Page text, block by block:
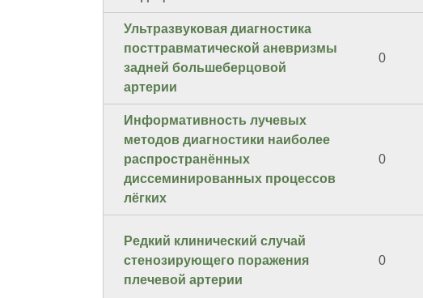
Ультразвуковая диагностика
посттравматической аневризмы
задней большеберцовой
артерии
0
Информативность лучевых
методов диагностики наиболее
распространённых
диссеминированных процессов
лёгких
0
Редкий клинический случай
стенозирующего поражения
плечевой артерии
0